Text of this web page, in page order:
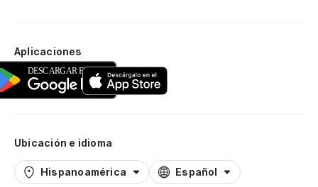
Aplicaciones
Ubicación e idioma
Hispanoamérica Español